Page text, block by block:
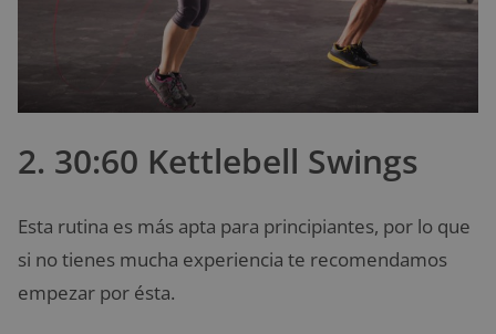
2. 30:60 Kettlebell Swings
Esta rutina es más apta para principiantes, por lo que
si no tienes mucha experiencia te recomendamos
empezar por ésta.